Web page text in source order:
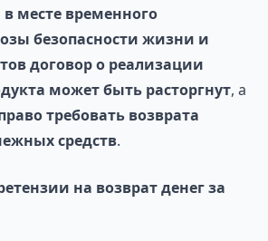
месте временного
безопасности жизни и
договор о реализации
может быть расторгнут, а
требовать возврата
средств.
на возврат денег за